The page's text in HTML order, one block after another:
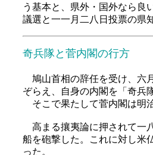
う基本と、県外・国外なら良
議選と一一月二八日投票の県
奇兵隊と菅内閣の行方
鳩山首相の辞任を受け、六
ぞらえ、自身の内閣を「奇兵
そこで果たして菅内閣は明
高まる攘夷論に押されて一
船を砲撃した。これに対し米
った。